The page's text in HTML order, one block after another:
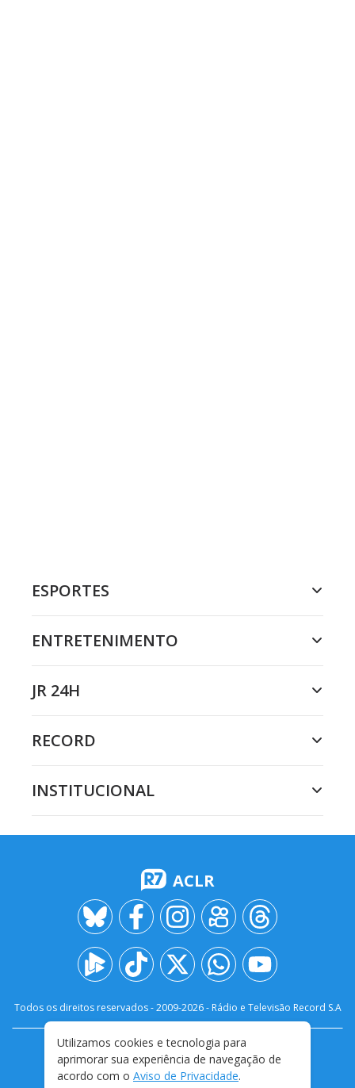
ESPORTES
ENTRETENIMENTO
JR 24H
RECORD
INSTITUCIONAL
ACLR
Todos os direitos reservados - 2009-2026- Rádio e Televisão Record S.A
FALE CONOSCO
PRIVACIDADE
TERMOS E CONDIÇÕES DE USO
Utilizamos cookies e tecnologia para
aprimorar sua experiência de navegação de
acordo com o Aviso de Privacidade.